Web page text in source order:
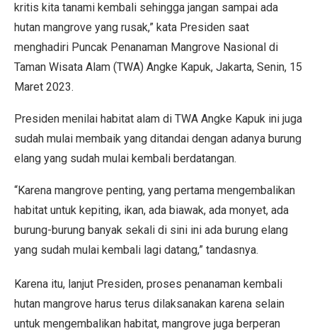
kritis kita tanami kembali sehingga jangan sampai ada
hutan mangrove yang rusak,” kata Presiden saat
menghadiri Puncak Penanaman Mangrove Nasional di
Taman Wisata Alam (TWA) Angke Kapuk, Jakarta, Senin, 15
Maret 2023.
Presiden menilai habitat alam di TWA Angke Kapuk ini juga
sudah mulai membaik yang ditandai dengan adanya burung
elang yang sudah mulai kembali berdatangan.
“Karena mangrove penting, yang pertama mengembalikan
habitat untuk kepiting, ikan, ada biawak, ada monyet, ada
burung-burung banyak sekali di sini ini ada burung elang
yang sudah mulai kembali lagi datang,” tandasnya.
Karena itu, lanjut Presiden, proses penanaman kembali
hutan mangrove harus terus dilaksanakan karena selain
untuk mengembalikan habitat, mangrove juga berperan